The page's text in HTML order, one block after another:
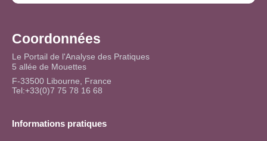
Coordonnées
Le Portail de l'Analyse des Pratiques
5 allée de Mouettes
F-33500 Libourne, France
Tel:+33(0)7 75 78 16 68
Informations pratiques